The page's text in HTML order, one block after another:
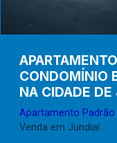
CONDOMÍNIO
NA CIDADE
Apartamento Padrão
Venda em Jundiaí